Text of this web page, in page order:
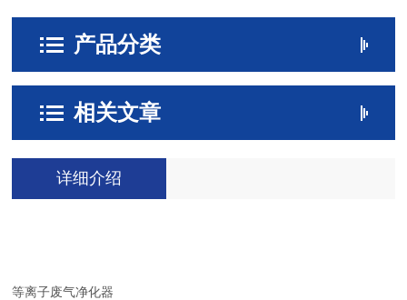
产品分类
相关文章
详细介绍
等离子废气净化器